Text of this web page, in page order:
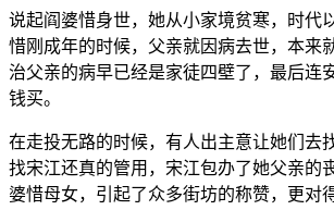
说起阎婆惜身世，她从小家境贫寒，时代
惜刚成年的时候，父亲就因病去世，本来
治父亲的病早已经是家徒四壁了，最后连
钱买。
在走投无路的时候，有人出主意让她们去
找宋江还真的管用，宋江包办了她父亲的
婆惜母女，引起了众多街坊的称赞，更对